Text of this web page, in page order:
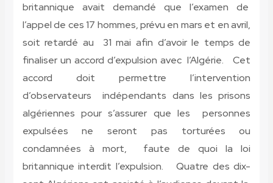
britannique avait demandé que l’examen de
l’appel de ces 17 hommes, prévu en mars et en avril,
soit retardé au 31 mai afin d’avoir le temps de
finaliser un accord d’expulsion avec l’Algérie. Cet
accord doit permettre l’intervention
d’observateurs indépendants dans les prisons
algériennes pour s’assurer que les personnes
expulsées ne seront pas torturées ou
condamnées à mort, faute de quoi la loi
britannique interdit l’expulsion. Quatre des dix-